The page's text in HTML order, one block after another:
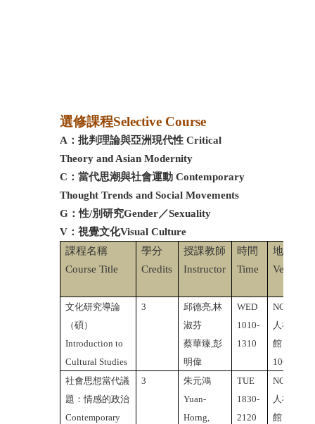
選修課程Selective Course
A ：批判理論與亞洲現代性 Critical
Theory and Asian Modernity
C ：當代思潮與社會運動 Contemporary
Thought Trends and Social Movements
G：性/別研究Gender／Sexuality
V：視覺文化Visual Culture
課程名稱
Course Title
學分
Credits
授課教師
Instructor
時間
Time
地點
Venue
文化研究導論
（碩）
Introduction to
Cultural Studies
3
邱德亮,林
淑芬
蔡華臻,彭
明偉
WED
1010-
1310
NCTU
人社2
館
106A
社會思想當代議
題：情感的政治
Contemporary
3
朱元鴻
Yuan-
Horng,
TUE
1830-
2120
NCTU
人社2
館